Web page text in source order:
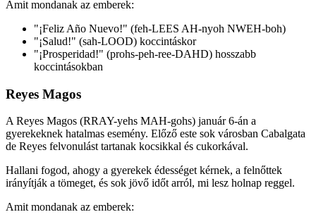
Amit mondanak az emberek:
"¡Feliz Año Nuevo!" (feh-LEES AH-nyoh NWEH-boh)
"¡Salud!" (sah-LOOD) koccintáskor
"¡Prosperidad!" (prohs-peh-ree-DAHD) hosszabb
koccintásokban
Reyes Magos
A Reyes Magos (RRAY-yehs MAH-gohs) január 6-án a
gyerekeknek hatalmas esemény. Előző este sok városban Cabalgata
de Reyes felvonulást tartanak kocsikkal és cukorkával.
Hallani fogod, ahogy a gyerekek édességet kérnek, a felnőttek
irányítják a tömeget, és sok jövő időt arról, mi lesz holnap reggel.
Amit mondanak az emberek: